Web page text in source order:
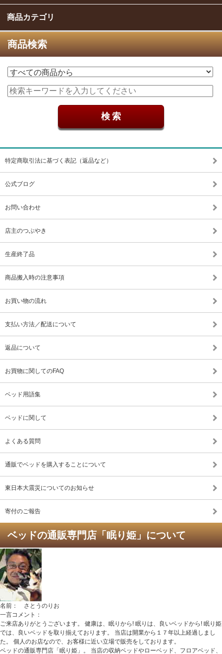
商品カテゴリ
商品検索
特定商取引法に基づく表記（返品など）
公式ブログ
お問い合わせ
店主のつぶやき
生産終了品
商品搬入時の注意事項
お買い物の流れ
支払い方法／配送について
返品について
お買物に関してのFAQ
ベッド用語集
ベッドに関して
よくある質問
通販でベッドを購入することについて
東日本大震災についてのお知らせ
寄付のご報告
ベッドの通販専門店「眠り姫」について
名前： さとうのりお
一言コメント：
ご来店ありがとうございます。 健康は、眠りから! 眠りは、良いベッドから! 眠り姫
では、良いベッドを取り揃えております。 当店は開業から１７年以上経過しまし
た。 個人のお店なので、お客様に近い立場で販売をしております。
ベッドの通販専門店「眠り姫」。 当店の収納ベッドやローベッド、フロアベッド、